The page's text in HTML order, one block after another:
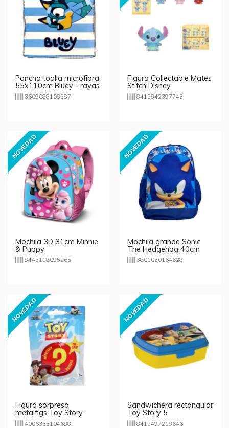
Poncho toalla microfibra
55x110cm Bluey - rayas
3609088108287
Figura Collectable Mates
Stitch Disney
8412842397743
NOVEDAD
Mochila 3D 31cm Minnie
& Puppy
8445118095265
NOVEDAD
Mochila grande Sonic
The Hedgehog 40cm
3801030164628
NOVEDAD
Figura sorpresa
metalfigs Toy Story
Disney Die Cast
4006333104688
NOVEDAD
Sandwichera rectangular
Toy Story 5
8412497218646